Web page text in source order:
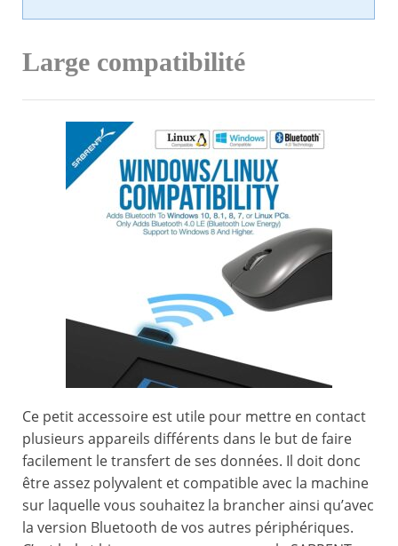
Large compatibilité
Ce petit accessoire est utile pour mettre en contact
plusieurs appareils différents dans le but de faire
facilement le transfert de ses données. Il doit donc
être assez polyvalent et compatible avec la machine
sur laquelle vous souhaitez la brancher ainsi qu’avec
la version Bluetooth de vos autres périphériques.